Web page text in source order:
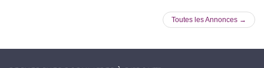
Toutes les Annonces →